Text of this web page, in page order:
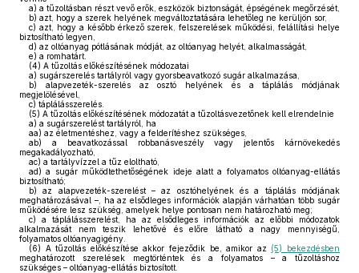
a) a tűzoltásban részt vevő erők, eszközök biztonságát, épségének megőrzését,
b) azt, hogy a szerek helyének megváltoztatására lehetőleg ne kerüljön sor,
c) azt, hogy a később érkező szerek, felszerelések működési, felállítási helye
biztosítható legyen,
d) az oltóanyag pótlásának módját, az oltóanyag helyét, alkalmasságát,
e) a romhatárt.
(4) A tűzoltás előkészítésének módozatai
a) sugárszerelés tartályról vagy gyorsbeavatkozó sugár alkalmazása,
b) alapvezeték-szerelés az osztó helyének és a táplálás módjának
megjelölésével,
c) táplálásszerelés.
(5) A tűzoltás előkészítésének módozatát a tűzoltásvezetőnek kell elrendelnie
a) a sugárszerelést tartályról, ha
aa) az életmentéshez, vagy a felderítéshez szükséges,
ab) a beavatkozással robbanásveszély vagy jelentős kárnövekedés
megakadályozható,
ac) a tartályvízzel a tűz eloltható,
ad) a sugár működtethetőségének ideje alatt a folyamatos oltóanyag-ellátás
biztosítható;
b) az alapvezeték-szerelést – az osztóhelyének és a táplálás módjának
meghatározásával –, ha az elsődleges információk alapján várhatóan több sugár
működésére lesz szükség, amelyek helye pontosan nem határozható meg;
c) a táplálásszerelést, ha az elsődleges információk az előbbi módozatok
alkalmazását nem teszik lehetővé és előre látható a nagy mennyiségű,
folyamatos oltóanyagigény.
(6) A tűzoltás előkészítése akkor fejeződik be, amikor az (5) bekezdésben
meghatározott szerelések megtörténtek és a folyamatos – a tűzoltáshoz
szükséges – oltóanyag-ellátás biztosított.